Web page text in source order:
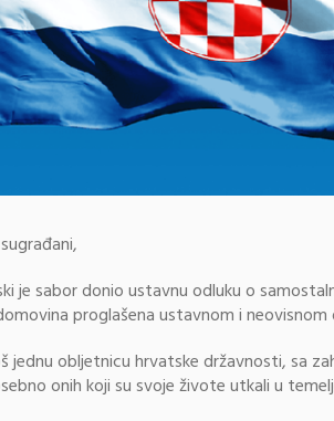
je sabor donio ustavnu odluku o
proglašena ustavnom i neovisnom
jednu obljetnicu hrvatske državnosti, sa
onih koji su svoje živote utkali u